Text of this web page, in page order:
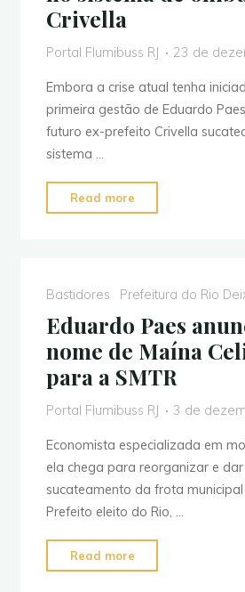
na
Zona
Norte"
Crivella
Portal Flumibuss RJ 23 de
Embora a crise atual tenha
primeira gestão de Eduardo
futuro ex-prefeito Crivella
sistema …
Read more
a
no
sistema
de
pós-
Crivella"
Bastidores Prefeitura do Rio
Eduardo Paes
nome de Maína
para a SMTR
Portal Flumibuss RJ 3 de
Economista especializada em
ela chega para reorganizar e
sucateamento da frota municipal
Prefeito eleito do Rio, …
Read more
Paes